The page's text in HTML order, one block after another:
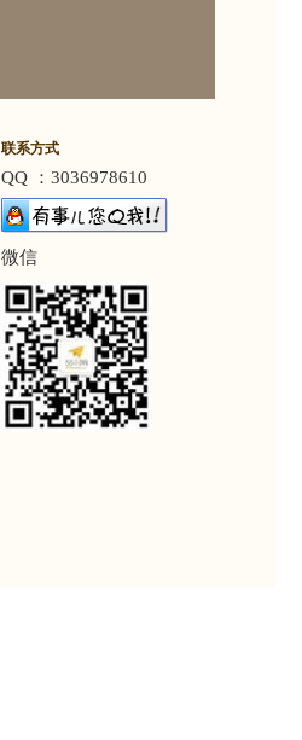
联系方式
QQ ：3036978610
微信